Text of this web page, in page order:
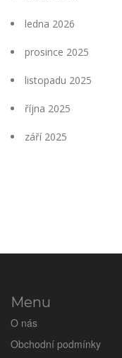
ledna 2026
prosince 2025
listopadu 2025
října 2025
září 2025
Menu
O nás
Obchodní podmínky